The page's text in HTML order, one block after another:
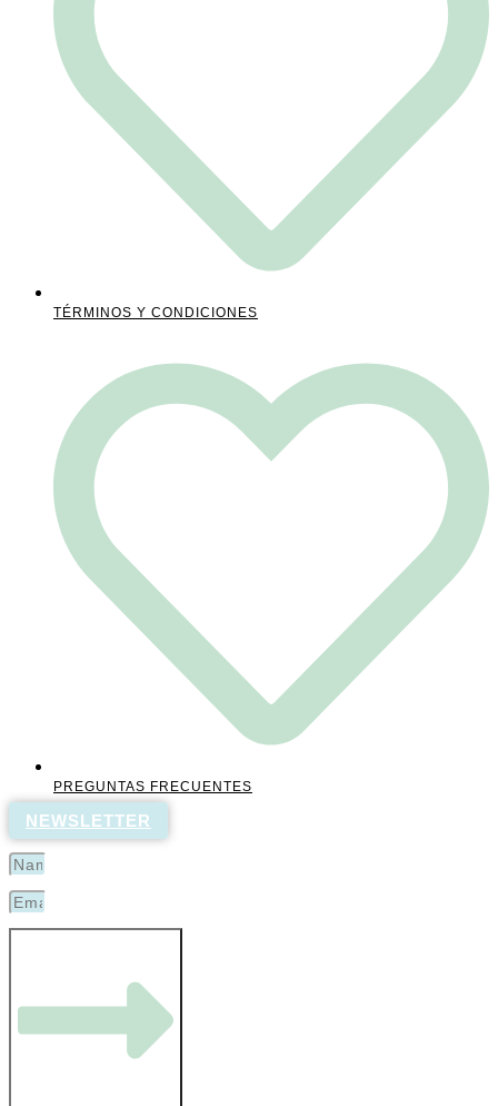
TÉRMINOS Y CONDICIONES
PREGUNTAS FRECUENTES
NEWSLETTER